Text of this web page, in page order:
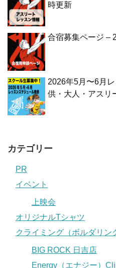
時更新
合宿募集ページ –
2026年5月〜6月
供・大人・アスリ
カテゴリー
PR
イベント
上映会
オリジナルTシャツ
クライミング（ボルダリン
BIG ROCK 日吉店
Energy（エナジー）